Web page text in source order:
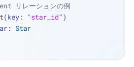
リレーションの例
(key: "star_id" )
Star